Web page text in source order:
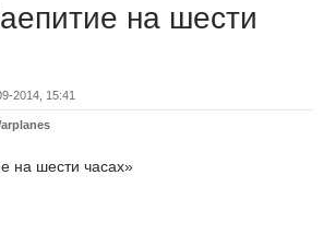
на шести
2014, 15:41